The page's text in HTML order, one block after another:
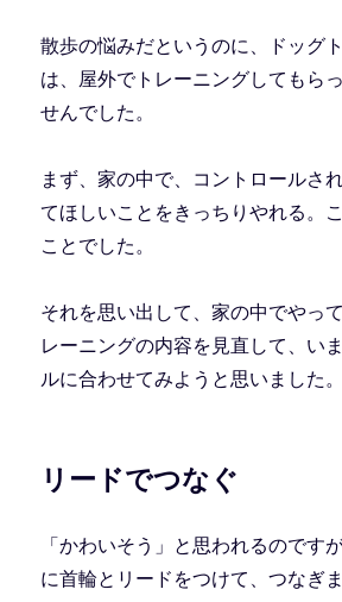
散歩の悩みだというのに、ドッグ
は、屋外でトレーニングしてもら
せんでした。
まず、家の中で、コントロールさ
てほしいことをきっちりやれる。
ことでした。
それを思い出して、家の中でやっ
レーニングの内容を見直して、い
ルに合わせてみようと思いました。
リードでつなぐ
「かわいそう」と思われるのです
に首輪とリードをつけて、つなぎま